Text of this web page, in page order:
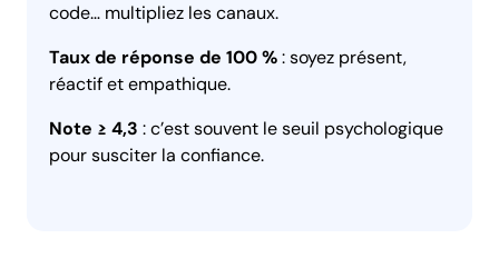
code… multipliez les canaux.
Taux de réponse de 100 %: soyez présent,
réactif et empathique.
Note ≥ 4,3 : c’est souvent le seuil psychologique
pour susciter la confiance.